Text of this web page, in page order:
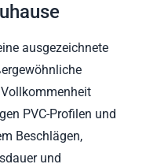
ausgezeichnete
PVC-Profilen und
Beschlägen,
und